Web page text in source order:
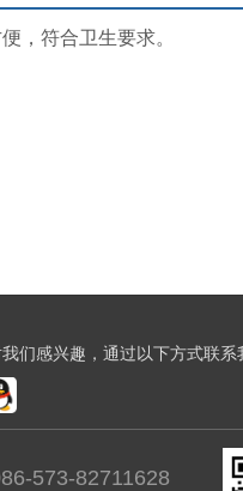
，符合卫生要求。
们感兴趣，通过以下方式联系
573-82711628